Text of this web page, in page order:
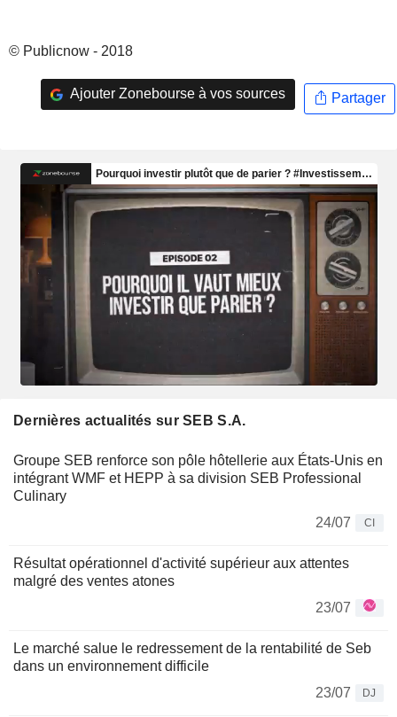
© Publicnow - 2018
Ajouter Zonebourse à vos sources Partager
Dernières actualités sur SEB S.A.
Groupe SEB renforce son pôle hôtellerie aux États-Unis en
intégrant WMF et HEPP à sa division SEB Professional
Culinary
24/07
CI
Résultat opérationnel d'activité supérieur aux attentes
malgré des ventes atones
23/07
Le marché salue le redressement de la rentabilité de Seb
dans un environnement difficile
23/07
DJ